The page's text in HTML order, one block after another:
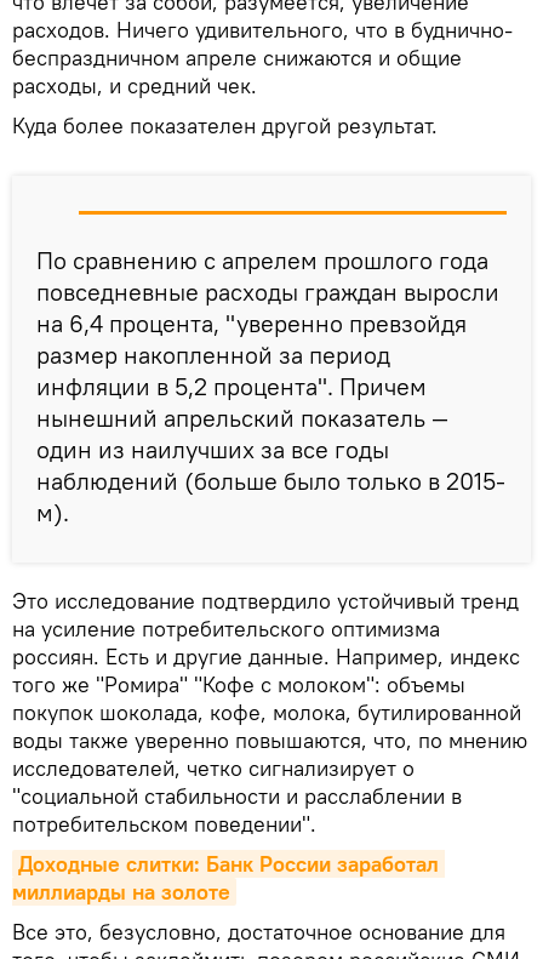
расходов. Ничего удивительного, что в буднично-
беспраздничном апреле снижаются и общие
расходы, и средний чек.
Куда более показателен другой результат.
По сравнению с апрелем прошлого года
повседневные расходы граждан выросли
на 6,4 процента, "уверенно превзойдя
размер накопленной за период
инфляции в 5,2 процента". Причем
нынешний апрельский показатель —
один из наилучших за все годы
наблюдений (больше было только в 2015-
м).
Это исследование подтвердило устойчивый тренд
на усиление потребительского оптимизма
россиян. Есть и другие данные. Например, индекс
того же "Ромира" "Кофе с молоком": объемы
покупок шоколада, кофе, молока, бутилированной
воды также уверенно повышаются, что, по мнению
исследователей, четко сигнализирует о
"социальной стабильности и расслаблении в
потребительском поведении".
Доходные слитки: Банк России заработал
миллиарды на золоте
Все это, безусловно, достаточное основание для